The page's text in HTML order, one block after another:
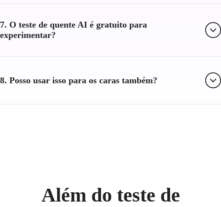
7. O teste de quente AI é gratuito para
experimentar?
8. Posso usar isso para os caras também?
Além do teste de